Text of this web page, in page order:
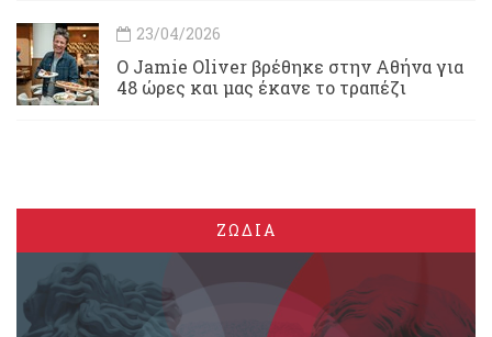
23/04/2026
Ο Jamie Oliver βρέθηκε στην Αθήνα για
48 ώρες και μας έκανε το τραπέζι
ΖΩΔΙΑ